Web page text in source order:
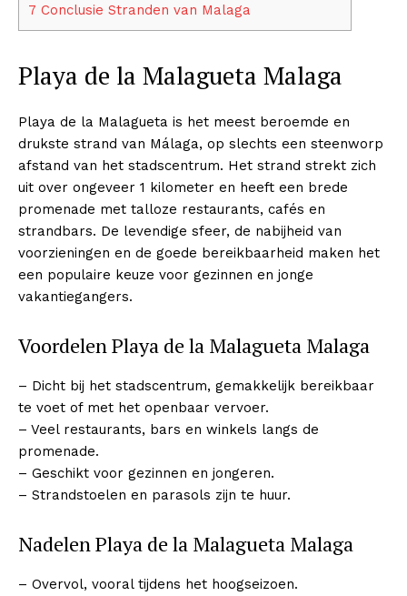
7 Conclusie Stranden van Malaga
Playa de la Malagueta Malaga
Playa de la Malagueta is het meest beroemde en
drukste strand van Málaga, op slechts een steenworp
afstand van het stadscentrum. Het strand strekt zich
uit over ongeveer 1 kilometer en heeft een brede
promenade met talloze restaurants, cafés en
strandbars. De levendige sfeer, de nabijheid van
voorzieningen en de goede bereikbaarheid maken het
een populaire keuze voor gezinnen en jonge
vakantiegangers.
Voordelen Playa de la Malagueta Malaga
– Dicht bij het stadscentrum, gemakkelijk bereikbaar
te voet of met het openbaar vervoer.
– Veel restaurants, bars en winkels langs de
promenade.
– Geschikt voor gezinnen en jongeren.
– Strandstoelen en parasols zijn te huur.
Nadelen Playa de la Malagueta Malaga
– Overvol, vooral tijdens het hoogseizoen.